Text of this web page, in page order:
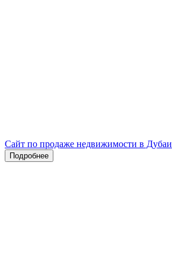
Сайт по продаже недвижимости в Дубаи
Подробнее